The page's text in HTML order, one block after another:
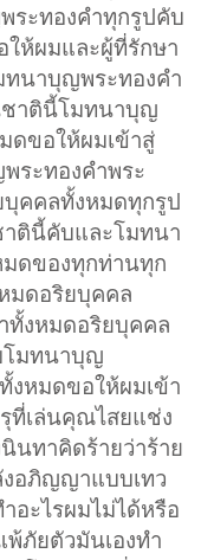
ระทองคำทุกรูปคับ
ห้ผมและผู้ที่รักษา
นาบุญพระทองคำ
ชาตินี้โมทนาบุญ
ดขอให้ผมเข้าสู่
ระทองคำพระ
คคลทั้งหมดทุกรูป
ตินี้คับและโมทนา
ดของทุกท่านทุก
มดอริยบุคคล
งหมดอริยบุคคล
มทนาบุญ
งหมดขอให้ผมเข้า
ที่เล่นคุณไสยแช่ง
นทาคิดร้ายว่าร้าย
อภิญญาแบบเทว
อะไรผมไม่ได้หรือ
ภัยตัวมันเองทำ